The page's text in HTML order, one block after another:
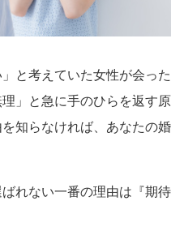
と考えていた女性が会った
」と急に手のひらを返す原
知らなければ、あなたの婚
れない一番の理由は『期待